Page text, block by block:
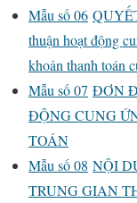
Mẫu số 06
thuận hoạt động
khoản thanh toán
Mẫu số 07 ĐƠN
ĐỘNG CUNG
TOÁN
Mẫu số 08 NỘI
TRUNG GIAN